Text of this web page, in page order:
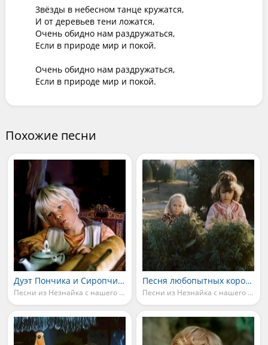
Звёзды в небесном танце кружатся,
И от деревьев тени ложатся,
Очень обидно нам раздружаться,
Если в природе мир и покой.
Очень обидно нам раздружаться,
Если в природе мир и покой.
Похожие песни
Дуэт Пончика и Сиропчика
Песни из Незнайка с нашего двора
Песня любопытных коротышек
Песни из Незнайка с нашего двора